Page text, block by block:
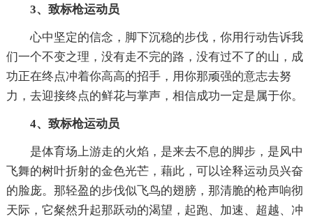
3、致标枪运动员
心中坚定的信念，脚下沉稳的步伐，你用行动告诉我
们一个不变之理，没有走不完的路，没有过不了的山，成
功正在终点冲着你高高的招手，用你那顽强的意志去努
力，去迎接终点的鲜花与掌声，相信成功一定是属于你。
4、致标枪运动员
是体育场上游走的火焰，是来去不息的脚步，是风中
飞舞的树叶折射的金色光芒，藉此，可以诠释运动员兴奋
的脸庞。那轻盈的步伐似飞鸟的翅膀，那清脆的枪声响彻
天际，它粲然升起那跃动的渴望，起跑、加速、超越、冲